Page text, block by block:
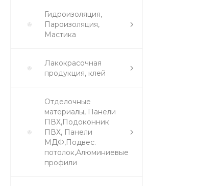
Гидроизоляция,
Пароизоляция,
Мастика
Лакокрасочная
продукция, клей
Отделочные
материалы, Панели
ПВХ,Подоконник
ПВХ, Панели
МДФ,Подвес.
потолок,Алюминиевые
профили